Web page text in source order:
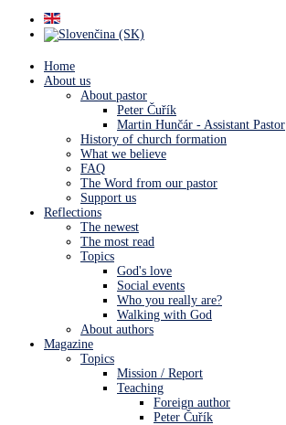
Home
About us
About pastor
Peter Čuřík
Martin Hunčár - Assistant Pastor
History of church formation
What we believe
FAQ
The Word from our pastor
Support us
Reflections
The newest
The most read
Topics
God's love
Social events
Who you really are?
Walking with God
About authors
Magazine
Topics
Mission / Report
Teaching
Foreign author
Peter Čuřík